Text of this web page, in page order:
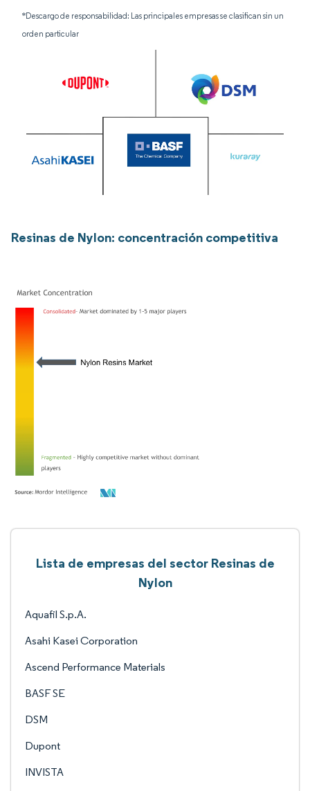
*Descargo de responsabilidad: Las principales empresas se clasifican sin un
orden particular
Resinas de Nylon: concentración competitiva
Lista de empresas del sector Resinas de
Nylon
Aquafil S.p.A.
Asahi Kasei Corporation
Ascend Performance Materials
BASF SE
DSM
Dupont
INVISTA